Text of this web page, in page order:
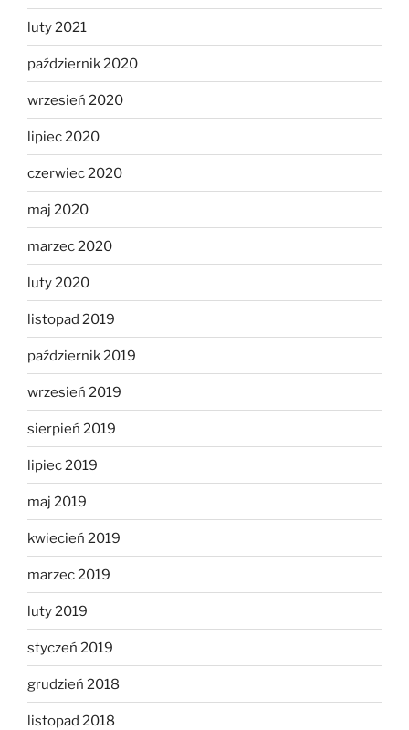
luty 2021
październik 2020
wrzesień 2020
lipiec 2020
czerwiec 2020
maj 2020
marzec 2020
luty 2020
listopad 2019
październik 2019
wrzesień 2019
sierpień 2019
lipiec 2019
maj 2019
kwiecień 2019
marzec 2019
luty 2019
styczeń 2019
grudzień 2018
listopad 2018